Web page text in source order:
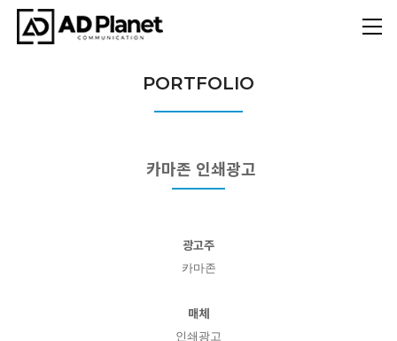
PORTFOLIO
카마존 인쇄광고
광고주
카마존
매체
인쇄광고